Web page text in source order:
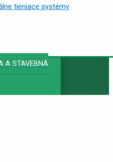
tieniace systémy
A STAVEBNÁ